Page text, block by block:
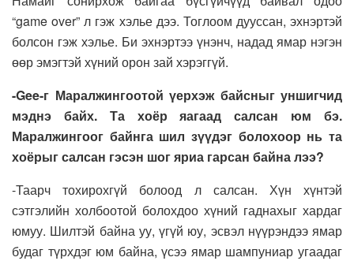
“game over” л гэж хэлье дээ. Тоглоом дууссан, эхнэртэй
болсон гэж хэлье. Би эхнэртээ үнэнч, надад ямар нэгэн
өөр эмэгтэй хүний орон зай хэрэггүй.
-Gee-г Маралжингоотой үерхэж байсныг уншигчид
мэднэ байх. Та хоёр яагаад салсан юм бэ.
Маралжингоог байнга шил зүүдэг болохоор нь та
хоёрыг салсан гэсэн шог яриа гарсан байна лээ?
-Таарч тохирохгүй болоод л салсан. Хүн хүнтэй
сэтгэлийн холбоотой болохдоо хүний гаднахыг хардаг
юмуу. Шилтэй байна уу, үгүй юу, эсвэл нүүрэндээ ямар
будаг түрхдэг юм байна, үсээ ямар шампуниар угаадаг